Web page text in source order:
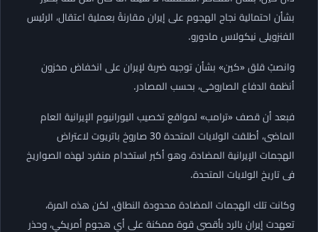
بشأن احتمالية نجاح الهجوم على إيران مقارنةً بعملية اعتقال، الرئيس
الفنزويلى نيكولاس مادورو.
وانصبّ قلق «كين» بشأن توجيه ضربة لإيران على انخفاض مخزون
أنظمة الدفاع الصاروخى، بحسب المصادر.
فبعد أن قصف «ترامب» لمواقع تخصيب اليورانيوم الإيرانية العام
الماضى، أطلقت الولايات المتحدة 30 صاروخ باتريوت لاعتراض
الهجمات الإيرانية المضادة، وهو أكبر استخدام منفرد لهذه الصواريخ
فى تاريخ الولايات المتحدة.
وكانت تلك الهجمات المضادة محدودة النطاق، لكن هذه المرة،
تعهدت إيران بالرد بأقصى قوة ممكنة على أي هجوم أمريكي، وحذر